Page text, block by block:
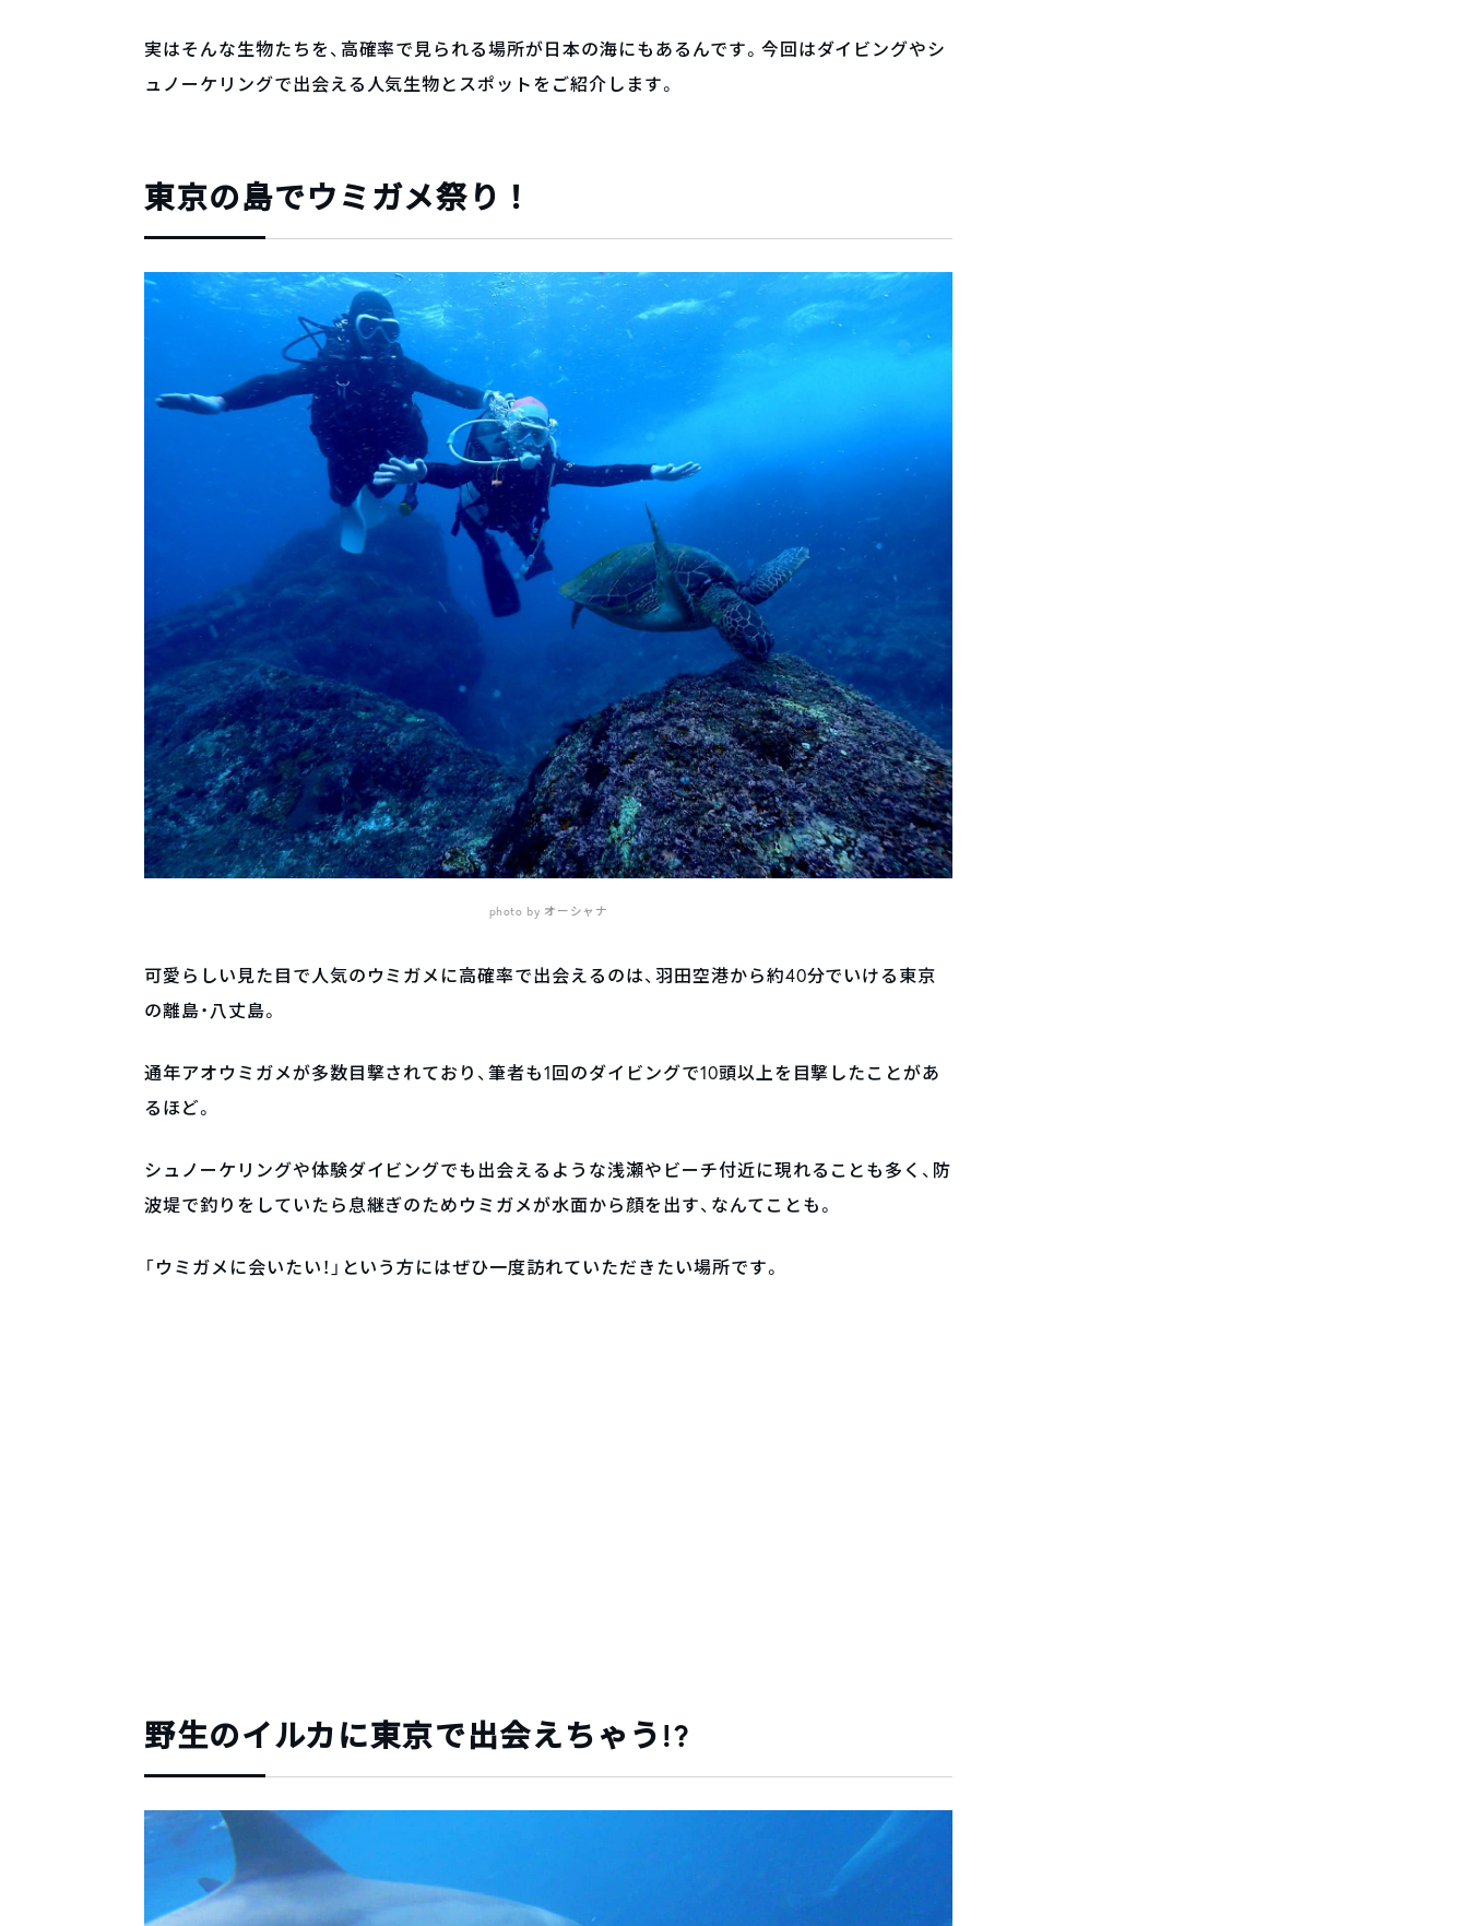
実はそんな生物たちを、高確率で見られる場所が日本の海にもあるんです。今回はダイビングやシ
ュノーケリングで出会える人気生物とスポットをご紹介します。
東京の島でウミガメ祭り！
photo by オーシャナ
可愛らしい見た目で人気のウミガメに高確率で出会えるのは、羽田空港から約40分でいける東京
の離島・八丈島。
通年アオウミガメが多数目撃されており、筆者も1回のダイビングで10頭以上を目撃したことがあ
るほど。
シュノーケリングや体験ダイビングでも出会えるような浅瀬やビーチ付近に現れることも多く、防
波堤で釣りをしていたら息継ぎのためウミガメが水面から顔を出す、なんてことも。
「ウミガメに会いたい！」という方にはぜひ一度訪れていただきたい場所です。
野生のイルカに東京で出会えちゃう!?